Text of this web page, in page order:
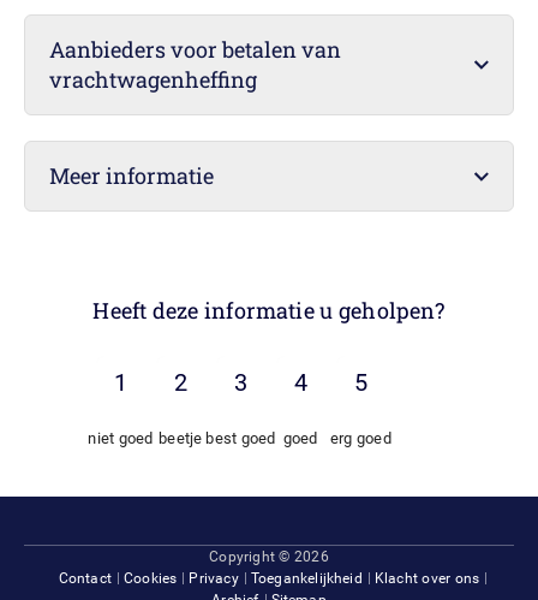
Aanbieders voor betalen van
vrachtwagenheffing
Meer informatie
Heeft deze informatie u geholpen?
niet goed beetje best goed goed erg goed
Footer
Copyright © 2026
Contact
Cookies Privacy Toegankelijkheid
Klacht over ons